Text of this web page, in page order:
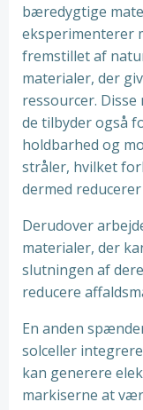
bæredygtige
eksperimenterer
fremstillet af
materialer, der
ressourcer.
de tilbyder også
holdbarhed og
stråler, hvilket
dermed reducerer
Derudover
materialer, der
slutningen af
reducere
En anden
solceller
kan generere
markiserne at